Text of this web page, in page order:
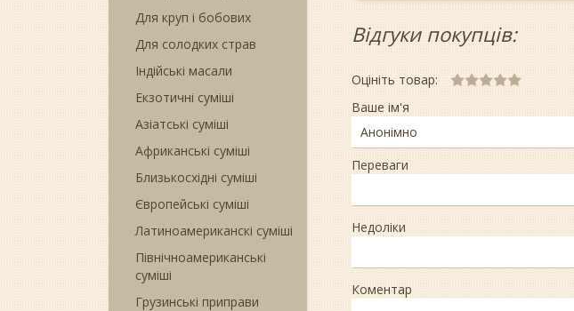
Для круп і бобових
Для солодких страв
Індійські масали
Екзотичні суміші
Азіатські суміші
Африканські суміші
Близькосхідні суміші
Європейські суміші
Латиноамериканскі суміші
Північноамериканські
суміші
Грузинські приправи
Відгуки покупців:
Оцініть товар:
Ваше ім'я
Переваги
Недоліки
Коментар